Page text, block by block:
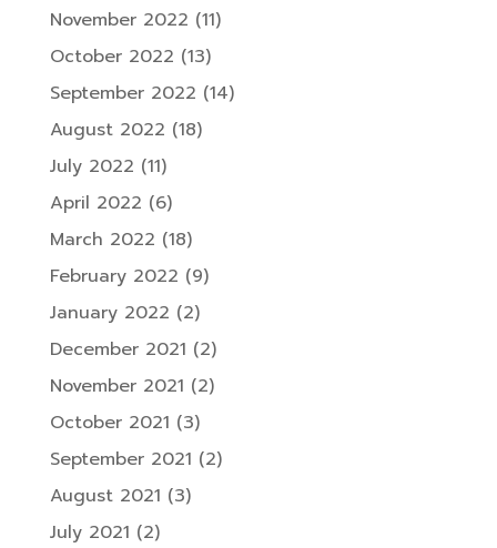
November 2022 (11)
October 2022 (13)
September 2022 (14)
August 2022 (18)
July 2022 (11)
April 2022 (6)
March 2022 (18)
February 2022 (9)
January 2022 (2)
December 2021 (2)
November 2021 (2)
October 2021 (3)
September 2021 (2)
August 2021 (3)
July 2021 (2)